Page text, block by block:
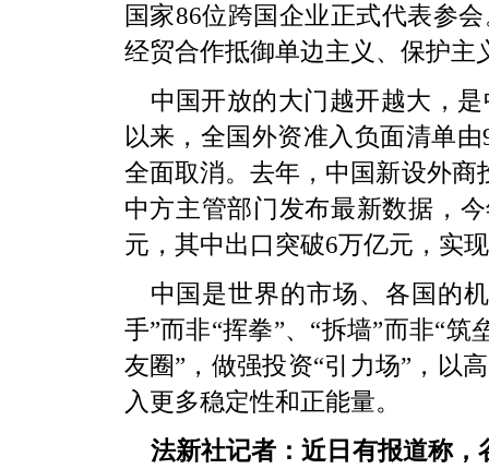
国家86位跨国企业正式代表参
经贸合作抵御单边主义、保护主
中国开放的大门越开越大，
以来，全国外资准入负面清单
全面取消。去年，中国新设外商
中方主管部门发布最新数据，
元，其中出口突破6万亿元，实
中国是世界的市场、各国的
手”而非“挥拳”、“拆墙”而非“筑
友圈”，做强投资“引力场”，以
入更多稳定性和正能量。
法新社记者：近日有报道称